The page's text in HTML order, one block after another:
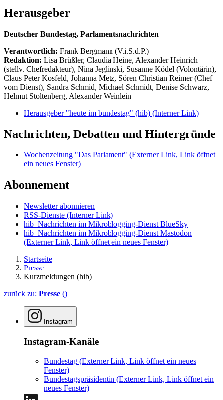
Herausgeber
Deutscher Bundestag, Parlamentsnachrichten
Verantwortlich: Frank Bergmann (V.i.S.d.P.)
Redaktion: Lisa Brüßler, Claudia Heine, Alexander Heinrich
(stellv. Chefredakteur), Nina Jeglinski, Susanne Ködel (Volontärin),
Claus Peter Kosfeld, Johanna Metz, Sören Christian Reimer (Chef
vom Dienst), Sandra Schmid, Michael Schmidt, Denise Schwarz,
Helmut Stoltenberg, Alexander Weinlein
Herausgeber "heute im bundestag" (hib) (Interner Link)
Nachrichten, Debatten und Hintergründe
Wochenzeitung "Das Parlament" (Externer Link, Link öffnet
ein neues Fenster)
Abonnement
Newsletter abonnieren
RSS-Dienste (Interner Link)
hib_Nachrichten im Mikroblogging-Dienst BlueSky
hib_Nachrichten im Mikroblogging-Dienst Mastodon
(Externer Link, Link öffnet ein neues Fenster)
Startseite
Presse
Kurzmeldungen (hib)
zurück zu: Presse ()
Instagram
Instagram-Kanäle
Bundestag (Externer Link, Link öffnet ein neues
Fenster)
Bundestagspräsidentin (Externer Link, Link öffnet ein
neues Fenster)